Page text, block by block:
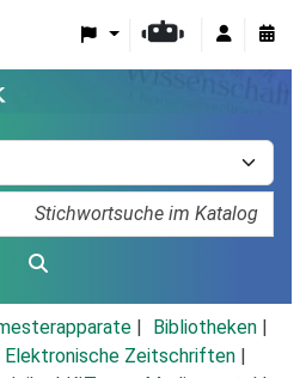
Bibliotheken
Elektronische Zeitschriften